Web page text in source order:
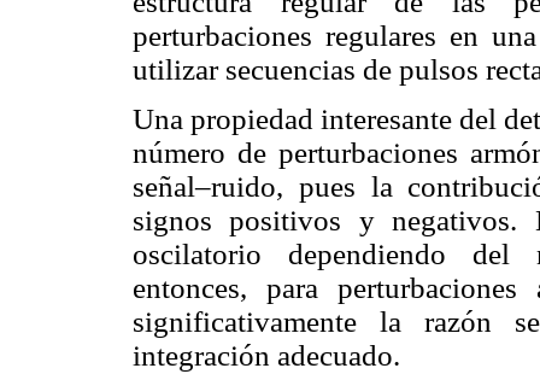
perturbaciones regulares en
utilizar secuencias de pulsos
Una propiedad interesante del
número de perturbaciones
señal–ruido, pues la
signos positivos y negativos.
oscilatorio dependiendo del
entonces, para
significativamente la razón
integración adecuado.